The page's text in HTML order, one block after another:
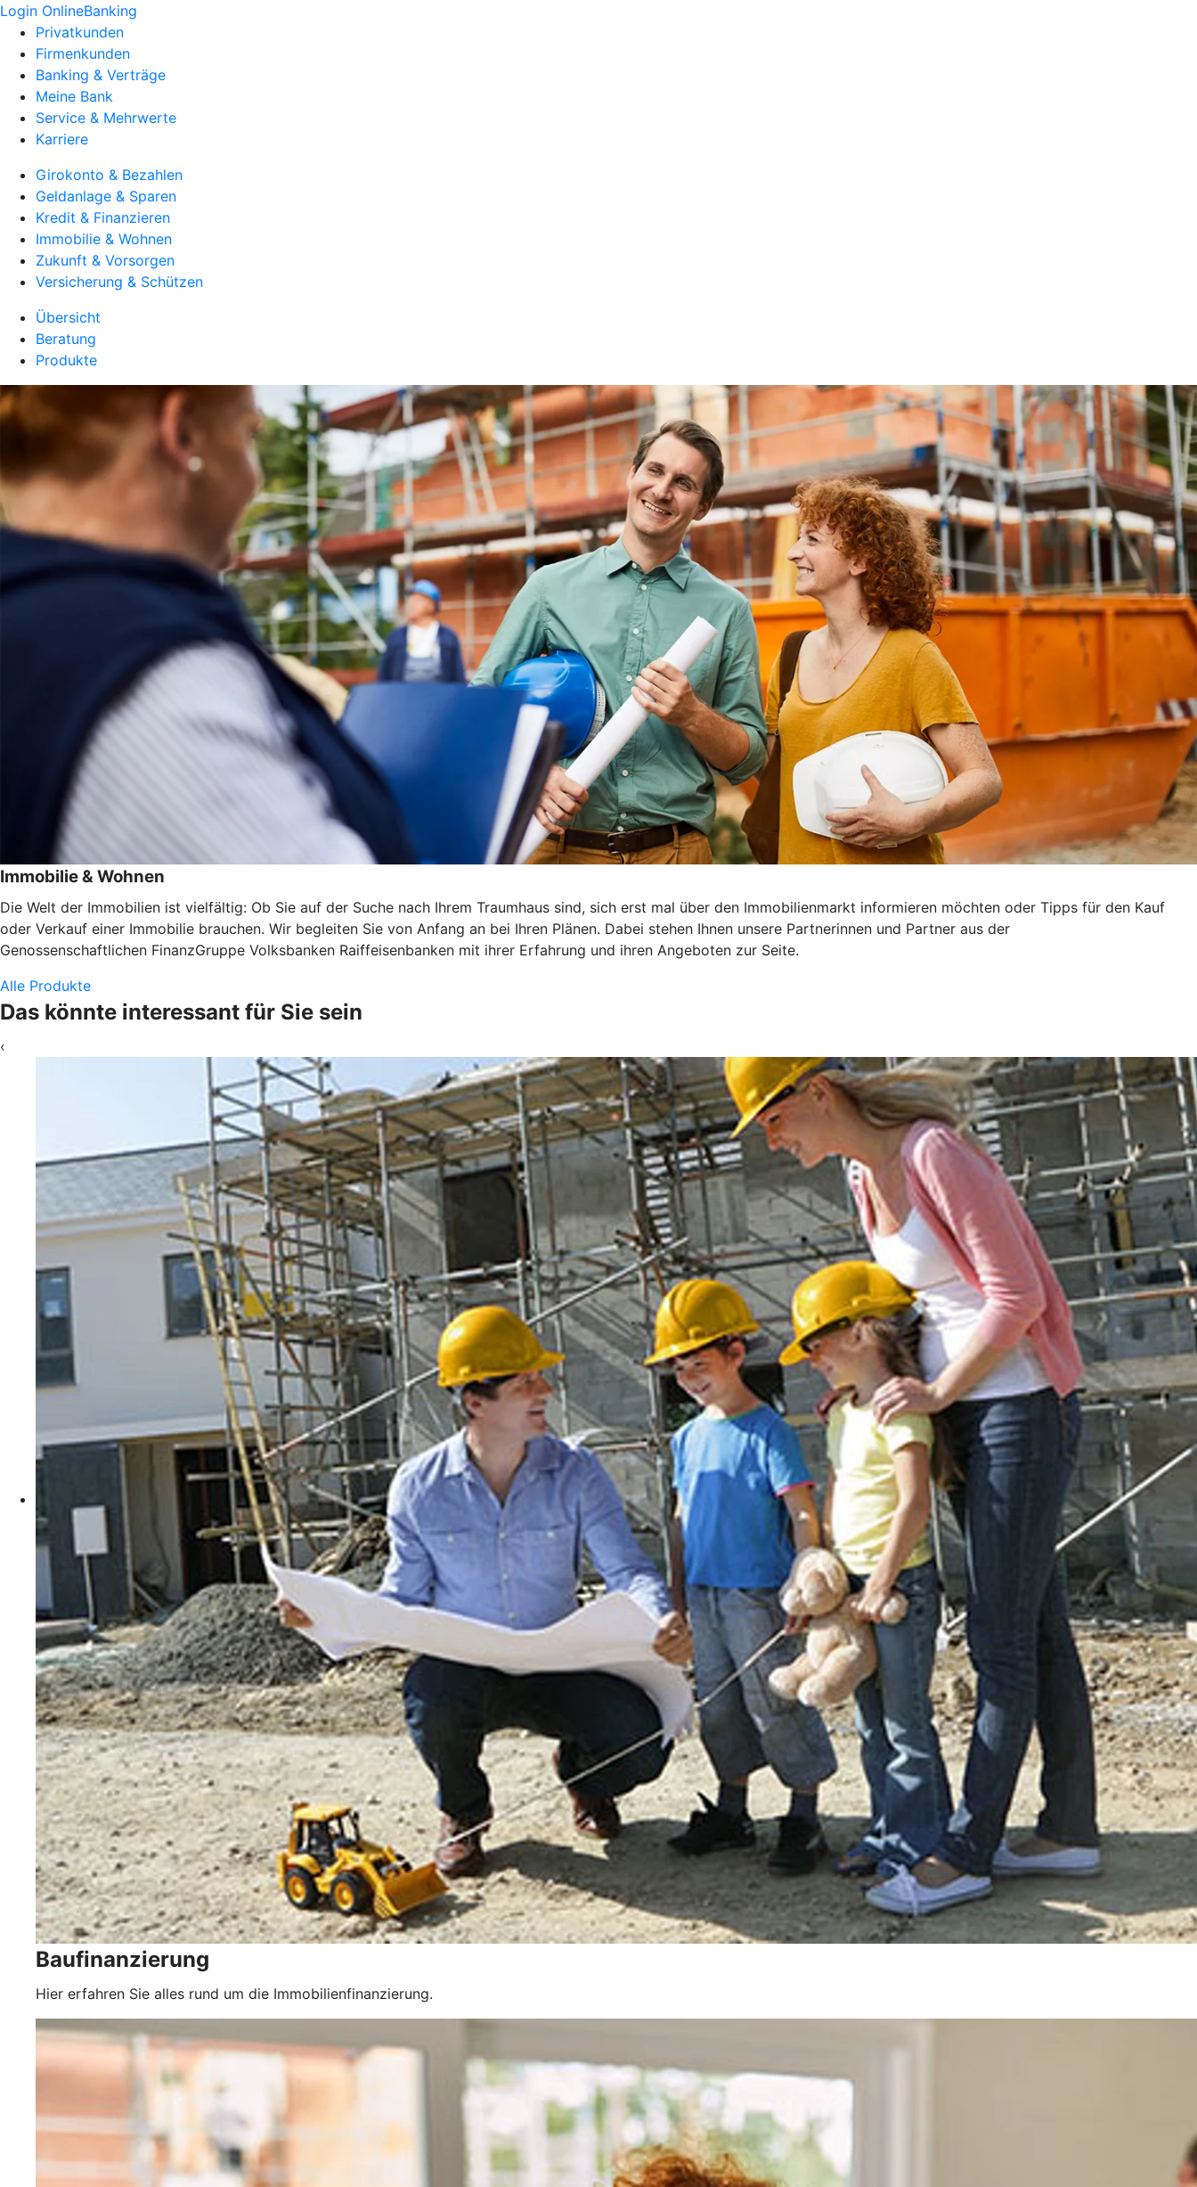
Login OnlineBanking
Privatkunden
Firmenkunden
Banking & Verträge
Meine Bank
Service & Mehrwerte
Karriere
Girokonto & Bezahlen
Geldanlage & Sparen
Kredit & Finanzieren
Immobilie & Wohnen
Zukunft & Vorsorgen
Versicherung & Schützen
Übersicht
Beratung
Produkte
Immobilie & Wohnen
Die Welt der Immobilien ist vielfältig: Ob Sie auf der Suche nach Ihrem Traumhaus sind, sich erst mal über den Immobilienmarkt informieren möchten oder Tipps für den Kauf
oder Verkauf einer Immobilie brauchen. Wir begleiten Sie von Anfang an bei Ihren Plänen. Dabei stehen Ihnen unsere Partnerinnen und Partner aus der
Genossenschaftlichen FinanzGruppe Volksbanken Raiffeisenbanken mit ihrer Erfahrung und ihren Angeboten zur Seite.
Alle Produkte
Das könnte interessant für Sie sein
‹
Baufinanzierung
Hier erfahren Sie alles rund um die Immobilienfinanzierung.